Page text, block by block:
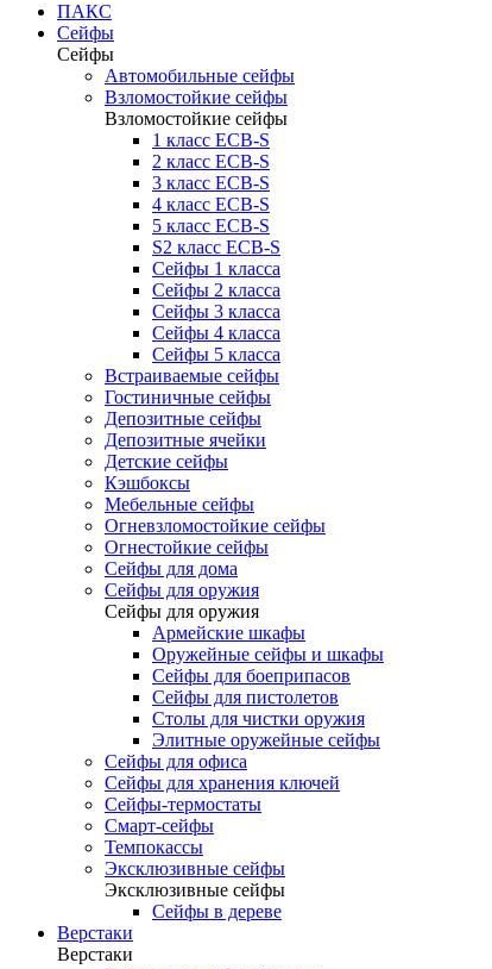
ПАКС
Сейфы
Сейфы
Автомобильные сейфы
Взломостойкие сейфы
Взломостойкие сейфы
1 класс ECB-S
2 класс ECB-S
3 класс ECB-S
4 класс ECB-S
5 класс ECB-S
S2 класс ECB-S
Сейфы 1 класса
Сейфы 2 класса
Сейфы 3 класса
Сейфы 4 класса
Сейфы 5 класса
Встраиваемые сейфы
Гостиничные сейфы
Депозитные сейфы
Депозитные ячейки
Детские сейфы
Кэшбоксы
Мебельные сейфы
Огневзломостойкие сейфы
Огнестойкие сейфы
Сейфы для дома
Сейфы для оружия
Сейфы для оружия
Армейские шкафы
Оружейные сейфы и шкафы
Сейфы для боеприпасов
Сейфы для пистолетов
Столы для чистки оружия
Элитные оружейные сейфы
Сейфы для офиса
Сейфы для хранения ключей
Сейфы-термостаты
Смарт-сейфы
Темпокассы
Эксклюзивные сейфы
Эксклюзивные сейфы
Сейфы в дереве
Верстаки
Верстаки